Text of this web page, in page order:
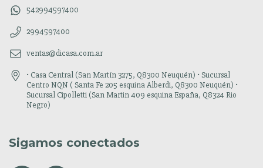
542994597400
2994597400
ventas@dicasa.com.ar
• Casa Central (San Martín 3275, Q8300 Neuquén) • Sucursal
Centro NQN ( Santa Fe 205 esquina Alberdi, Q8300 Neuquén) •
Sucursal Cipolletti (San Martin 409 esquina España, Q8324 Rio
Negro)
Sigamos conectados